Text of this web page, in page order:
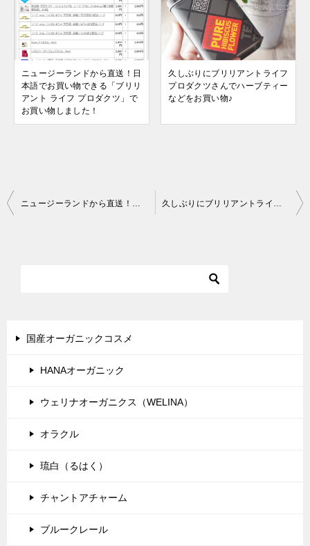
ニュージーランドから直送！日
本語でお買い物できる「ブリリ
アント ライフ プロダクツ」で
お買い物しました！
久しぶりにブリリアントライフ
プロダクツさんでハーブティー
などをお買い物♪
投
シ
国産オーガニックコスメ
HANAオーガニック
ウェリナオーガニクス（WELINA）
オラクル
琉白（るはく）
チャントアチャーム
ブルークレール